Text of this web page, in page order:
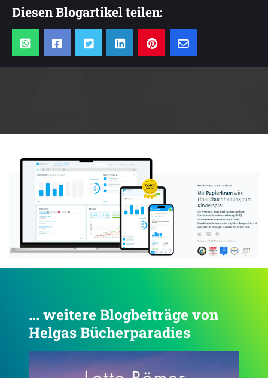
Diesen Blogartikel teilen:
... weitere Blogbeiträge von
Helgas Bücherparadies